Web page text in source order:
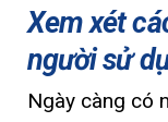
Xem xét
người sử
Ngày càng có